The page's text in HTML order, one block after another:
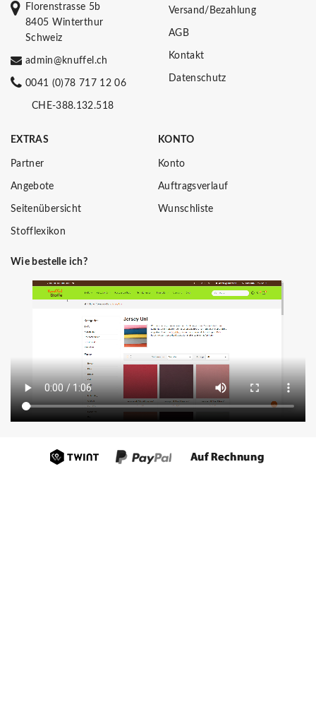
Florenstrasse 5b
8405 Winterthur
Schweiz
admin@knuffel.ch
0041 (0)78 717 12 06
CHE-388.132.518
Versand/Bezahlung
AGB
Kontakt
Datenschutz
EXTRAS
Partner
Angebote
Seitenübersicht
Stofflexikon
KONTO
Konto
Auftragsverlauf
Wunschliste
Wie bestelle ich?